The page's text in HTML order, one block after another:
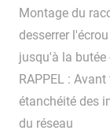
Montage du
desserrer
jusqu'à la butée
RAPPEL :
étanchéité des
du réseau